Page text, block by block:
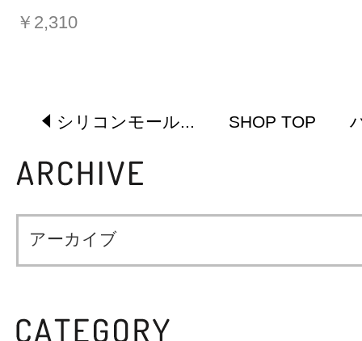
￥2,310
シリコンモール... SHOP TOP
アーカイブ